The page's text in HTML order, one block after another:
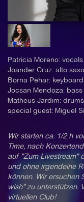
Patricia Moreno: vocals
Joander Cruz: alto
Borna Pehar:
Jocsan Mendoza: bass
Matheus Jardim:
special guest: Miguel
Wir starten ca. 1/2 h
Time, nach
auf "Zum Livestream"
und ohne irgendeine
können. Wir ersuchen
wish" zu unterstützen.
virtuellen Club!